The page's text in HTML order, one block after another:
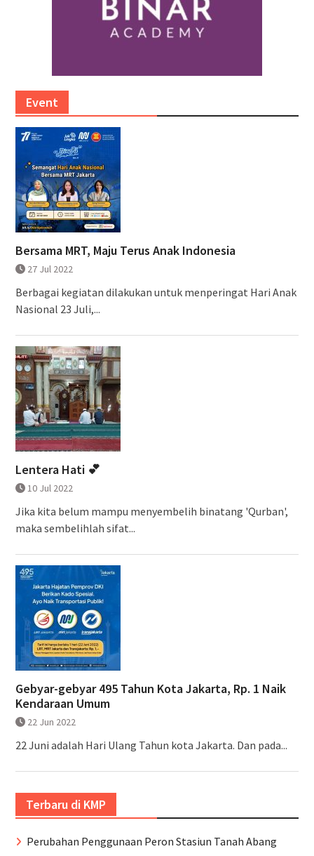
Event
Bersama MRT, Maju Terus Anak Indonesia
27 Jul 2022
Berbagai kegiatan dilakukan untuk menperingat Hari Anak
Nasional 23 Juli,...
Lentera Hati 💕
10 Jul 2022
Jika kita belum mampu menyembelih binatang 'Qurban',
maka sembelihlah sifat...
Gebyar-gebyar 495 Tahun Kota Jakarta, Rp. 1 Naik
Kendaraan Umum
22 Jun 2022
22 Juni adalah Hari Ulang Tahun kota Jakarta. Dan pada...
Terbaru di KMP
Perubahan Penggunaan Peron Stasiun Tanah Abang